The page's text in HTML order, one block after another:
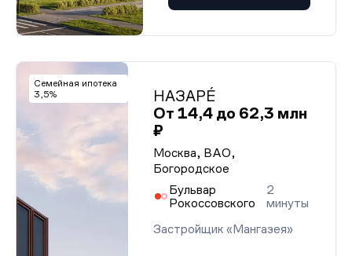
Семейная ипотека
3,5%
НАЗАРÉ
От 14,4 до 62,3 млн
₽
Москва, ВАО,
Богородское
Бульвар
Рокоссовского
2
минуты
Застройщик «Мангазея»